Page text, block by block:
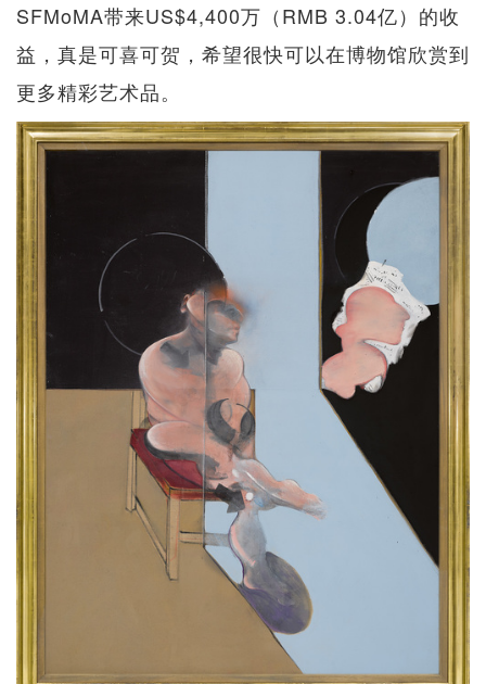
SFMoMA带来US$4,400万（RMB 3.04亿）的收
益，真是可喜可贺，希望很快可以在博物馆欣赏到
更多精彩艺术品。